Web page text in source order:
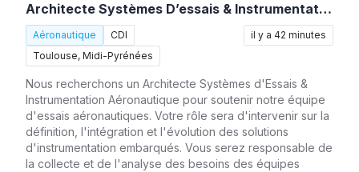
Architecte Systèmes D’essais & Instrumentation Aéronautique (H/F)
Aéronautique
CDI
Toulouse, Midi-Pyrénées
il y a 42 minutes
Nous recherchons un Architecte Systèmes d'Essais &
Instrumentation Aéronautique pour soutenir notre équipe
d'essais aéronautiques. Votre rôle sera d'intervenir sur la
définition, l'intégration et l'évolution des solutions
d'instrumentation embarqués. Vous serez responsable de
la collecte et de l'analyse des besoins des équipes